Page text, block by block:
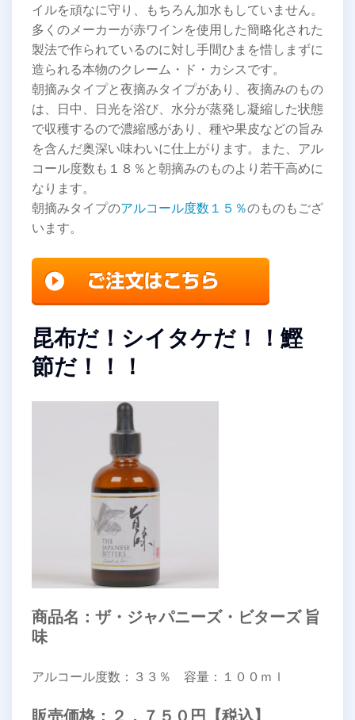
イルを頑なに守り、もちろん加水もしていません。
多くのメーカーが赤ワインを使用した簡略化された
製法で作られているのに対し手間ひまを惜しまずに
造られる本物のクレーム・ド・カシスです。
朝摘みタイプと夜摘みタイプがあり、夜摘みのもの
は、日中、日光を浴び、水分が蒸発し凝縮した状態
で収穫するので濃縮感があり、種や果皮などの旨み
を含んだ奥深い味わいに仕上がります。また、アル
コール度数も１８％と朝摘みのものより若干高めに
なります。
朝摘みタイプのアルコール度数１５％のものもござ
います。
昆布だ！シイタケだ！！鰹
節だ！！！
商品名：ザ・ジャパニーズ・ビターズ 旨
味
アルコール度数：３３％ 容量：１００ｍｌ